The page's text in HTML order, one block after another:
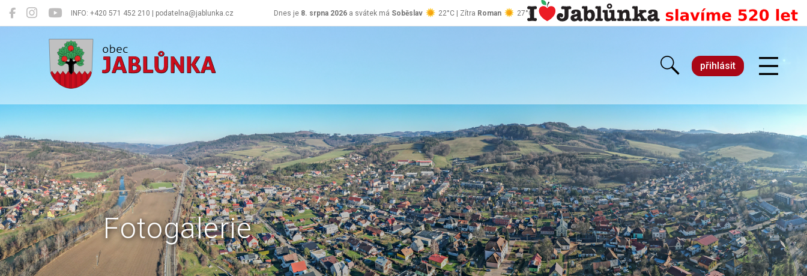
INFO: +420 571 452 210 | podatelna@jablunka.cz Dnes je 8. srpna 2026 a svátek má Soběslav 22°C | Zítra Roman 27°C
Jablůnka
přihlásit
Fotogalerie